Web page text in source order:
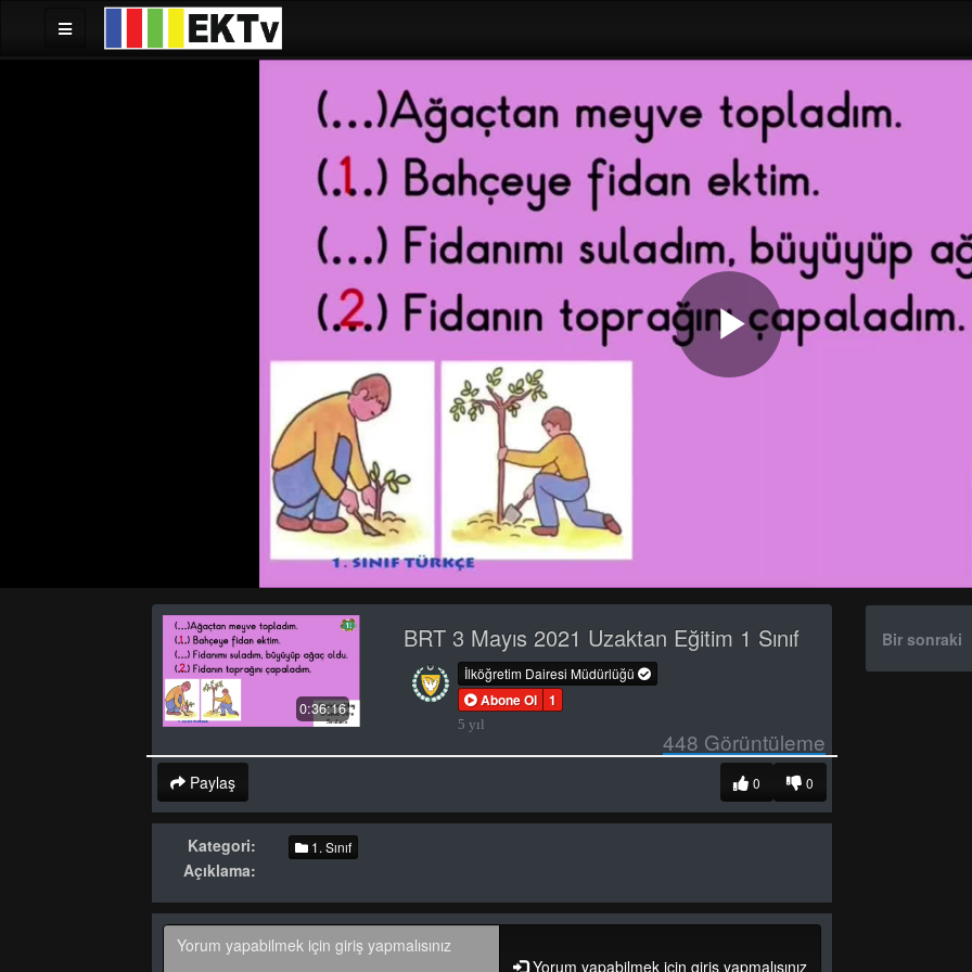
Play
0:36:16
BRT 3 Mayıs 2021 Uzaktan Eğitim 1 Sınıf
İlköğretim Dairesi Müdürlüğü
Abone Ol 1
5 yıl
448 Görüntüleme
Paylaş 0
0
Kategori: 1. Sınıf
Açıklama:
Yorum yapabilmek için giriş yapmalısınız
Bir sonraki